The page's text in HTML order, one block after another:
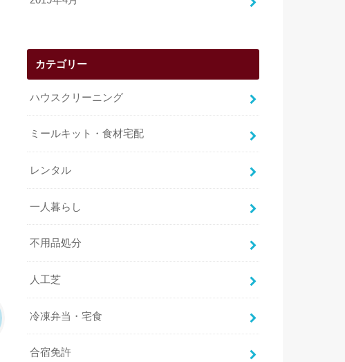
カテゴリー
ハウスクリーニング
ミールキット・食材宅配
レンタル
一人暮らし
不用品処分
人工芝
冷凍弁当・宅食
合宿免許